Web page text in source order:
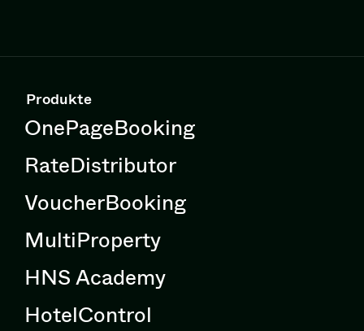
Produkte
OnePageBooking
RateDistributor
VoucherBooking
MultiProperty
HNS Academy
HotelControl